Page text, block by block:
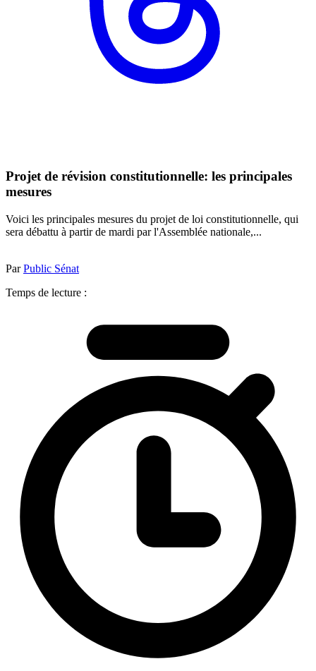
Projet de révision constitutionnelle: les principales
mesures
Voici les principales mesures du projet de loi constitutionnelle, qui
sera débattu à partir de mardi par l'Assemblée nationale,...
ParPublic Sénat
Temps de lecture :